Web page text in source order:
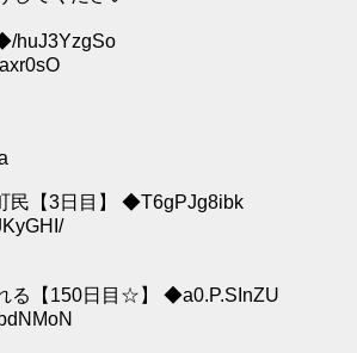
huJ3YzgSo
民【3日目】 ◆T6gPJg8ibk
る【150日目☆】 ◆a0.P.SInZU